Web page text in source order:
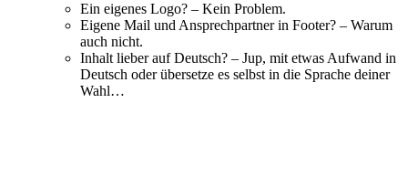
Ein eigenes Logo? – Kein Problem.
Eigene Mail und Ansprechpartner in Footer? – Warum
auch nicht.
Inhalt lieber auf Deutsch? – Jup, mit etwas Aufwand in
Deutsch oder übersetze es selbst in die Sprache deiner
Wahl…